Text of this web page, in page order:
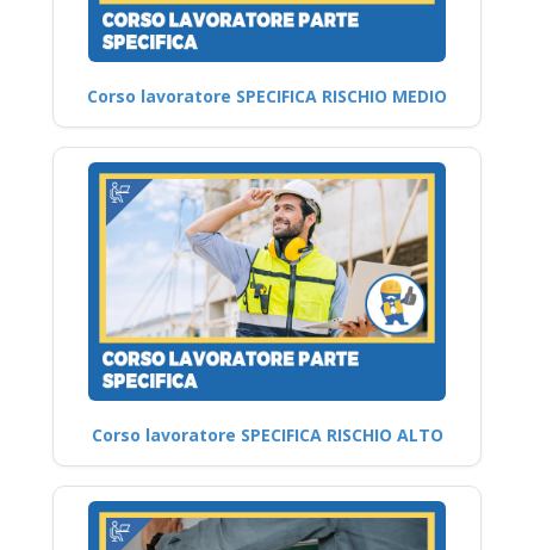
Corso lavoratore SPECIFICA RISCHIO MEDIO
Corso lavoratore SPECIFICA RISCHIO ALTO